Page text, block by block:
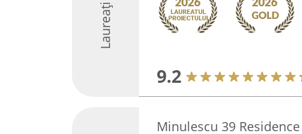
Laureați
9.2
Minulescu 39 Residence